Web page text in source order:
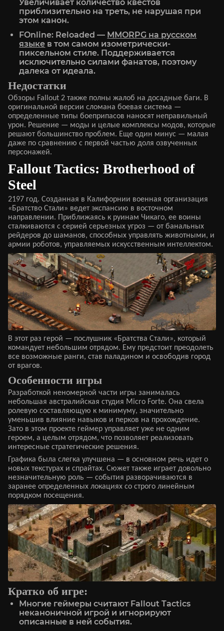
Увеличивает количество квестов
приблизительно на треть, не нарушая при
этом канон.
FOnline: Reloaded — MMORPG на русском
языке в том самом изометрически-
пиксельном стиле. Поддерживается
исключительно силами фанатов, поэтому
далека от идеала.
Недостатки
Обзоры Fallout 2 также полны жалоб на досадные баги. В
оригинальной версии сломана боевая система —
определенные типы боеприпасов наносят неправильный
урон. Решение — моды и целые комплексы модов, которые
решают большинство проблем. Еще один минус — малая
даже по сравнению с первой частью доля озвученных
персонажей.
Fallout Tactics: Brotherhood of
Steel
2197 год. Созданная в Калифорнии военная организация
«Братство Стали» ведет экспансию в восточном
направлении. Приближаясь к руинам Чикаго, ее воины
сталкиваются с серией серьезных угроз — от банальных
рейдеров до шаманов, способных управлять животными, и
армии роботов, управляемых искусственным интеллектом.
В этот раз герой — послушник «Братства Стали», который
командует небольшим отрядом. Ему предстоит преодолеть
все возможные ранги, став паладином и освободив город
от врагов.
Особенности игры
Разработкой неномерной части игры занималась
небольшая австралийская студия Micro Forte. Она свела
ролевую составляющую к минимуму, значительно
уменьшив влияние навыков и перков на прохождение.
Зато в этом проекте геймер управляет уже не одним
героем, а целым отрядом, что позволяет реализовать
интересные стратегические решения.
Графика была слегка улучшена — в основном речь идет о
новых текстурах и спрайтах. Сюжет также играет довольно
незначительную роль — события разворачиваются в
заранее определенных локациях со строго линейным
порядком посещения.
Кратко об игре:
Многие геймеры считают Fallout Tactics
неканоничной игрой и игнорируют
описанные в ней события.